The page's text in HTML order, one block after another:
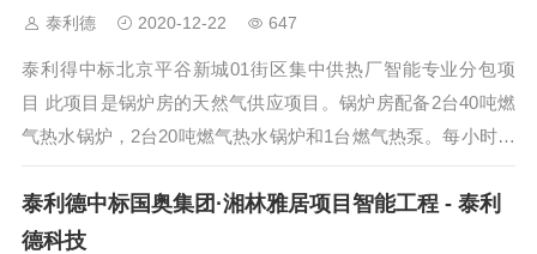
泰利德 2020-12-22 647
泰利得中标北京平谷新城01街区集中供热厂智能专业分包项
目 此项目是锅炉房的天然气供应项目。锅炉房配备2台40吨燃
气热水锅炉，2台20吨燃气热水锅炉和1台燃气热泵。每小时总
耗气量为10,410...
泰利德中标国奥集团·湘林雅居项目智能工程 - 泰利
德科技